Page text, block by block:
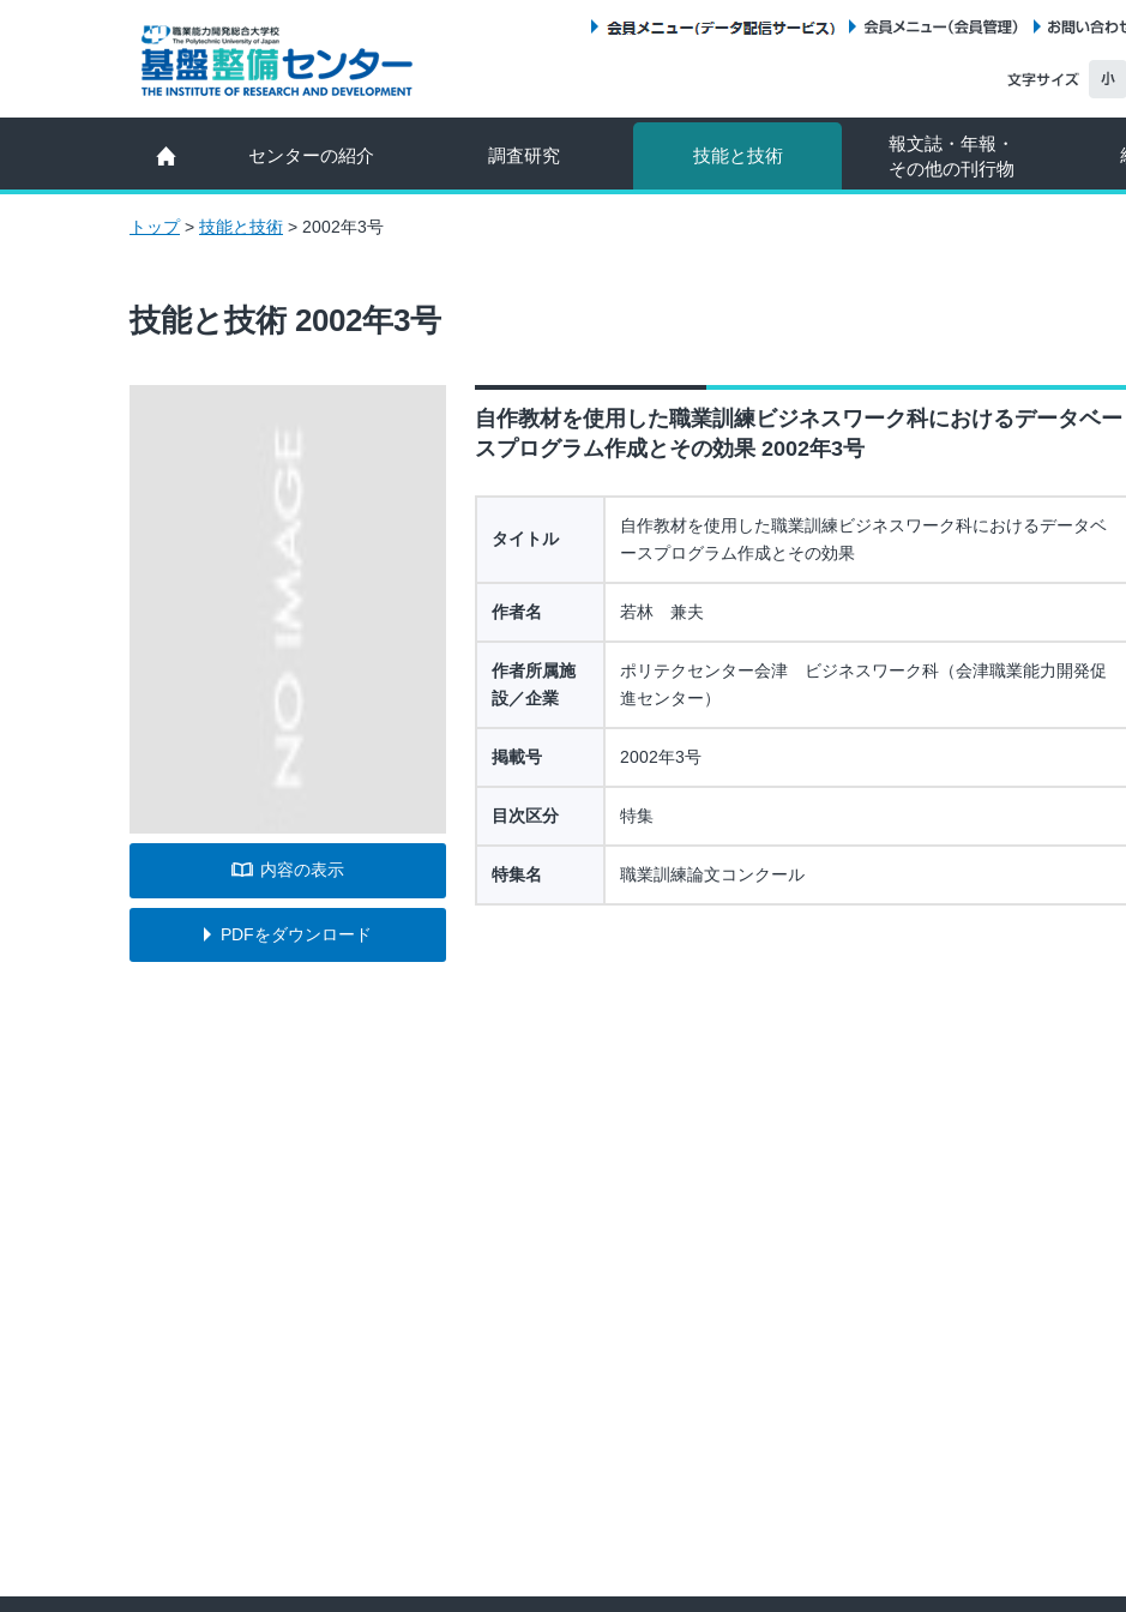
センターの紹介 調査研究 技能と技術
報文誌・年報・
その他の刊行物
トップ> 技能と技術 > 2002年3号
技能と技術 2002年3号
内容の表示
PDFをダウンロード
自作教材を使用した職業訓練ビジネスワーク科におけるデータベー
スプログラム作成とその効果 2002年3号
タイトル
自作教材を使用した職業訓練ビジネスワーク科におけるデータベ
ースプログラム作成とその効果
作者名 若林 兼夫
作者所属施
設／企業
ポリテクセンター会津 ビジネスワーク科（会津職業能力開発促
進センター）
掲載号 2002年3号
目次区分 特集
特集名 職業訓練論文コンクール